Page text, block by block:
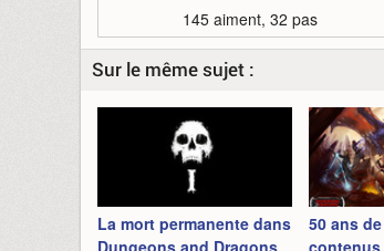
145 aiment, 32 pas
Sur le même sujet :
La mort permanente dans
Dungeons and Dragons
50 ans